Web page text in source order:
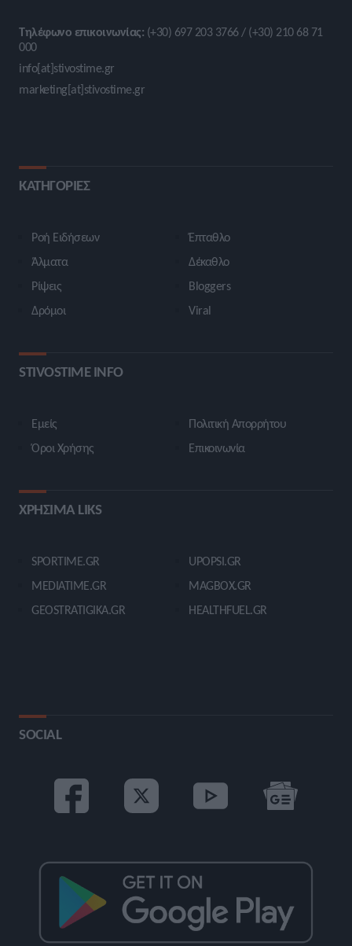
Τηλέφωνο επικοινωνίας: (+30) 697 203 3766 / (+30) 210 68 71
000
info[at]stivostime.gr
marketing[at]stivostime.gr
ΚΑΤΗΓΟΡΙΕΣ
Ροή Ειδήσεων
Άλματα
Ρίψεις
Δρόμοι
Έπταθλο
Δέκαθλο
Bloggers
Viral
STIVOSTIME INFO
Εμείς
Όροι Χρήσης
Πολιτική Απορρήτου
Επικοινωνία
ΧΡΗΣΙΜΑ LIKS
SPORTIME.GR
MEDIATIME.GR
GEOSTRATIGIKA.GR
UPOPSI.GR
MAGBOX.GR
HEALTHFUEL.GR
SOCIAL